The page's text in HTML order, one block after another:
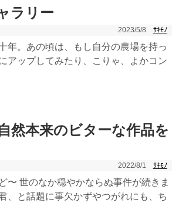
ラリー
2023/5/8 ｻｷﾓﾉ
年。あの頃は、もし自分の農場を持っ
アップしてみたり、こりゃ、よかコン
然本来のビターな作品を
2022/8/1 ｻｷﾓﾉ
〜 世のなか穏やかならぬ事件が続きま
、と話題に事欠かずやつがれにも、ち